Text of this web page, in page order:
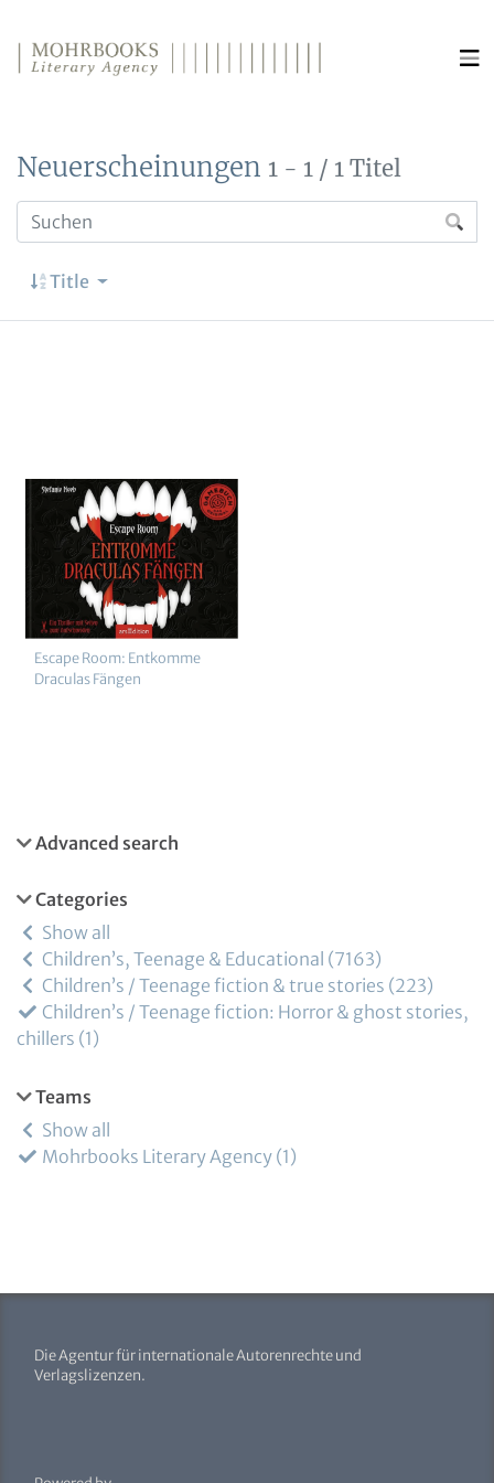
Neuerscheinungen 1 - 1 / 1 Titel
Title
Escape Room: Entkomme
Draculas Fängen
Advanced search
Categories
Show all
Children’s, Teenage & Educational
7163
Children’s / Teenage fiction & true stories 223
Children’s / Teenage fiction: Horror & ghost stories,
chillers 1
Teams
Show all
Mohrbooks Literary Agency 1
Die Agentur für internationale Autorenrechte und
Verlagslizenzen.